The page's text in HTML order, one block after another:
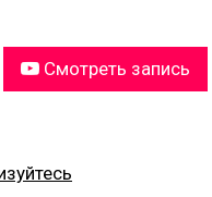
Смотреть запись